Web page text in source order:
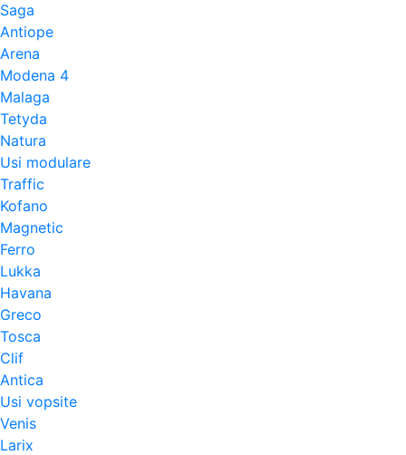
Saga
Antiope
Arena
Modena 4
Malaga
Tetyda
Natura
Usi modulare
Traffic
Kofano
Magnetic
Ferro
Lukka
Havana
Greco
Tosca
Clif
Antica
Usi vopsite
Venis
Larix